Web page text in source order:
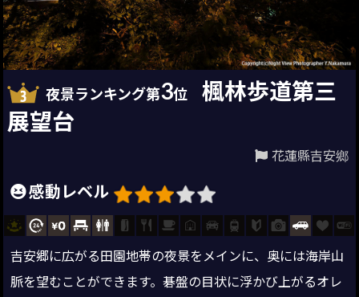
夜景ランキング第3位楓林歩道第三
展望台
花蓮縣吉安鄉
感動レベル
吉安郷に広がる田園地帯の夜景をメインに、奥には海岸山
脈を望むことができます。碁盤の目状に浮かび上がるオレ